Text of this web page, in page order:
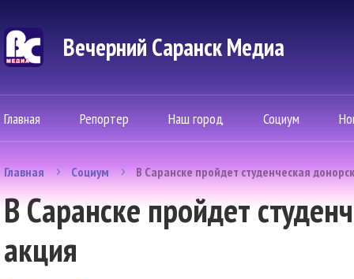
Вечерний Саранск Mедиа
Главная Репортер Наш город Социум
Главная Социум В Саранске пройдет студенческая
В Саранске пройдет
акция